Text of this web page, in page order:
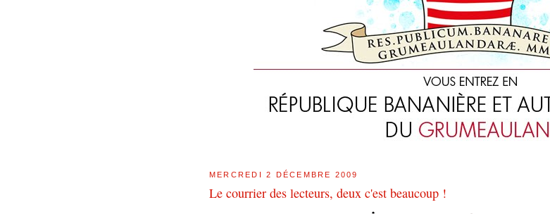
MERCREDI 2 DÉCEMBRE 2009
Le courrier des lecteurs, deux c'est beaucoup !